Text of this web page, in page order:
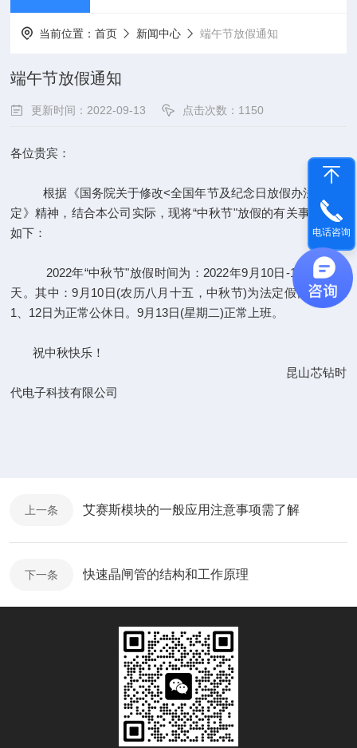
当前位置：首页 新闻中心 端午节放假通知
端午节放假通知
更新时间：2022-09-13 点击次数：1150
各位贵宾：
根据《国务院关于修改<全国年节及纪念日放假办法>的决
定》精神，结合本公司实际，现将“中秋节"放假的有关事宜通知
如下：
2022年“中秋节"放假时间为：2022年9月10日-12日，共3
天。其中：9月10日(农历八月十五，中秋节)为法定假日，9月1
1、12日为正常公休日。9月13日(星期二)正常上班。
祝中秋快乐！
昆山芯钻时
代电子科技有限公司
上一条 艾赛斯模块的一般应用注意事项需了解
下一条 快速晶闸管的结构和工作原理
电话咨询